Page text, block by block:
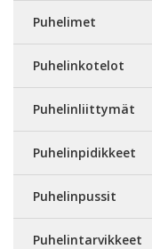
Puhelimet
Puhelinkotelot
Puhelinliittymät
Puhelinpidikkeet
Puhelinpussit
Puhelintarvikkeet